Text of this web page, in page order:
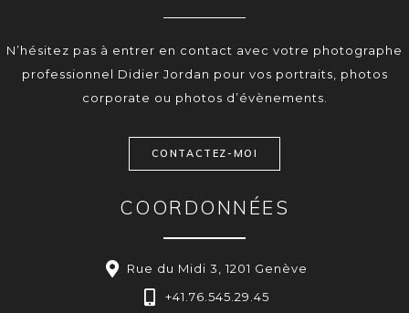
N’hésitez pas à entrer en contact avec votre photographe
professionnel Didier Jordan pour vos portraits, photos
corporate ou photos d’évènements.
CONTACTEZ-MOI
COORDONNÉES
Rue du Midi 3, 1201 Genève
+41.76.545.29.45